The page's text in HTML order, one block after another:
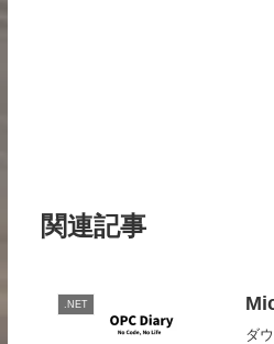
関連記事
.NET
ダ